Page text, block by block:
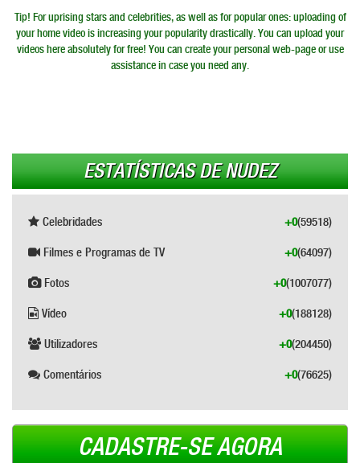
Tip! For uprising stars and celebrities, as well as for popular ones: uploading of
your home video is increasing your popularity drastically. You can upload your
videos here absolutely for free! You can create your personal web-page or use
assistance in case you need any.
ESTATÍSTICAS DE NUDEZ
Celebridades (59518)
+0
Filmes e Programas de TV (64097)
+0
Fotos (1007077)
+0
Vídeo (188128)
+0
Utilizadores (204450)
+0
Comentários (76625)
+0
CADASTRE-SE AGORA